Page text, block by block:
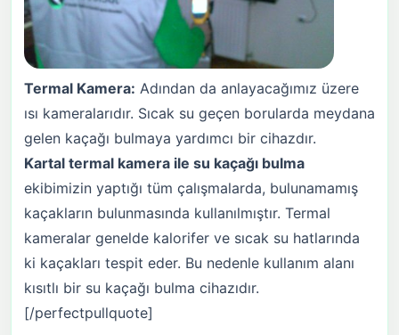
Termal Kamera: Adından da anlayacağımız üzere
ısı kameralarıdır. Sıcak su geçen borularda meydana
gelen kaçağı bulmaya yardımcı bir cihazdır.
Kartal termal kamera ile su kaçağı bulma
ekibimizin yaptığı tüm çalışmalarda, bulunamamış
kaçakların bulunmasında kullanılmıştır. Termal
kameralar genelde kalorifer ve sıcak su hatlarında
ki kaçakları tespit eder. Bu nedenle kullanım alanı
kısıtlı bir su kaçağı bulma cihazıdır.
[/perfectpullquote]